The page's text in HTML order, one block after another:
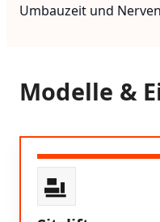
Umbauzeit und
Modelle &